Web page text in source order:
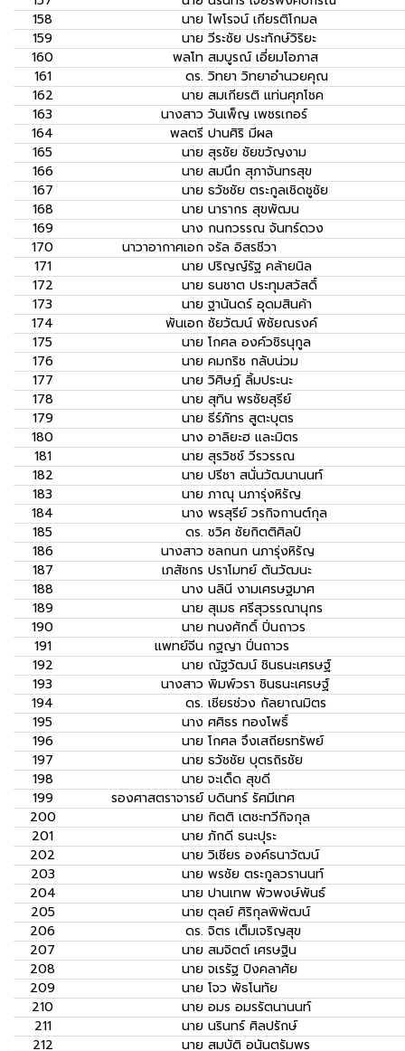
158
นาย ไพโรจน์ เกียรติโกมล
159
นาย วีระชัย ประทักษ์วิริยะ
160
พลโท สมบูรณ์ เอี่ยมโอภาส
161
ดร. วิทยา วิทยาอำนวยคุณ
162
นาย สมเกียรติ แท่นศุภโชค
163
นางสาว วันเพ็ญ เพชรเกอร์
164
พลตรี ปานศิริ มีผล
165
นาย สุรชัย ชัยขวัญงาม
166
นาย สมนึก สุภาจันทรสุข
167
นาย ธวัชชัย ตระกูลเชิดชูชัย
168
นาย นารากร สุขพัฒน
169
นาง กนกวรรณ จันทร์ดวง
170
นาวาอากาศเอก จรัล อิสรชีวา
171
นาย ปริญญ์รัฐ คล้ายนิล
172
นาย ธนชาต ประทุมสวัสดิ์
173
นาย ฐานันดร์ อุดมสินค้า
174
พันเอก ชัยวัฒน์ พิชัยณรงค์
175
นาย โกศล องค์วชิรนุกูล
176
นาย คมกริช กลับน่วม
177
นาย วิศิษฎ์ ลิ้มประนะ
178
นาย สุทิน พรชัยสุรีย์
179
นาย ธีร์ภัทร สูตะบุตร
180
นาง อาลิยะฮ และมิตร
181
นาย สุรวิชช์ วีรวรรณ
182
นาย ปรีชา สนั่นวัฒนานนท์
183
นาย ภาณุ นภารุ่งหิรัญ
184
นาง พรสุรีย์ วรกิจกานต์กุล
185
ดร. ชวิศ ชัยกิตติศิลป์
186
นางสาว ชลกนก นภารุ่งหิรัญ
187
เภสัชกร ปราโมทย์ ตันวัฒนะ
188
นาง นลินี งามเศรษฐมาศ
189
นาย สุเมธ ศรีสุวรรณานุกร
190
นาย ทนงศักดิ์ ปิ่นถาวร
191
แพทย์จีน กฐญา ปิ่นถาวร
192
นาย ณัฐวัฒน์ ชินธนะเศรษฐ์
193
นางสาว พิมพ์วรา ชินธนะเศรษฐ์
194
ดร. เชียรช่วง กัลยาณมิตร
195
นาง ศศิธร ทองโพธิ์
196
นาย โกศล จึงเสถียรทรัพย์
197
นาย ธวัชชัย บุตรถิรชัย
198
นาย จะเด็ด สุขดี
199
รองศาสตราจารย์ บดินทร์ รัศมีเทศ
200
นาย กิตติ เตชะทวีกิจกุล
201
นาย ภักดี ธนะปุระ
202
นาย วิเชียร องค์ธนาวัฒน์
203
นาย พรชัย ตระกูลวรานนท์
204
นาย ปานเทพ พัวพงษ์พันธ์
205
นาย ตุลย์ ศิริกุลพิพัฒน์
206
ดร. จิตร เต็มเจริญสุข
207
นาย สมจิตต์ เศรษฐิน
208
นาย จเรรัฐ ปิงคลาศัย
209
นาย โจว พัธโนทัย
210
นาย อมร อมรรัตนานนท์
211
นาย นรินทร์ ศิลปรักษ์
212
นาย สมบัติ อนันตรัมพร